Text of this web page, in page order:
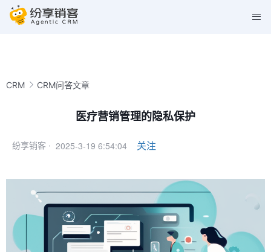
CRM CRM问答文章
医疗营销管理的隐私保护
纷享销客 · 2025-3-19 6:54:04 关注